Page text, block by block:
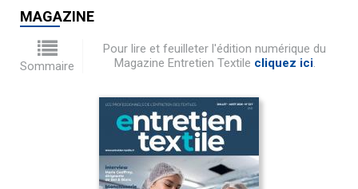
MAGAZINE
Sommaire
Pour lire et feuilleter l'édition numérique du
Magazine Entretien Textile cliquez ici.